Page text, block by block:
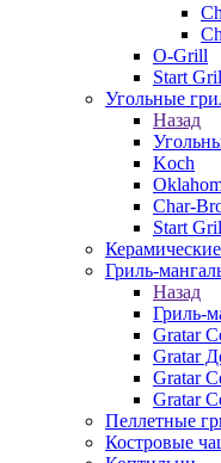
O-Grill
Start
Угольные
Назад
Koch
Char-
Start
Гриль-
Назад
Гриль-
Gratar
Gratar
Gratar
Gratar
Пеллетные
Костровые